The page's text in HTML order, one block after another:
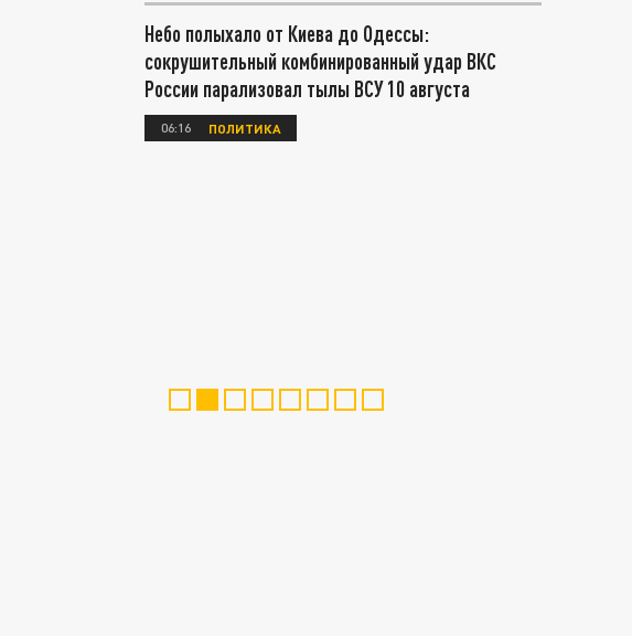
Небо полыхало от Киева до Одессы:
сокрушительный комбинированный удар ВКС
России парализовал тылы ВСУ 10 августа
06:16 ПОЛИТИКА